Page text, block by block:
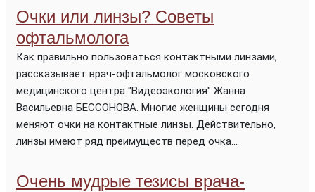
Очки или линзы? Советы
офтальмолога
Как правильно пользоваться контактными линзами,
рассказывает врач-офтальмолог московского
медицинского центра "Видеоэкология" Жанна
Васильевна БЕССОНОВА. Многие женщины сегодня
меняют очки на контактные линзы. Действительно,
линзы имеют ряд преимуществ перед очка...
Очень мудрые тезисы врача-